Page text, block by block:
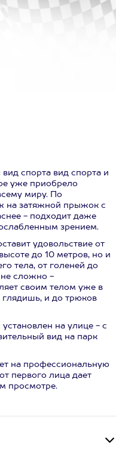
спорта вид спорта и
уже приобрело
миру. По
на затяжной прыжок с
- подходит даже
зрением.
удовольствие от
до 10 метров, но и
тела, от голеней до
не сложно -
своим телом уже в
глядишь, и до трюков
на улице - с
вид на парк
на профессиональную
первого лица дает
просмотре.